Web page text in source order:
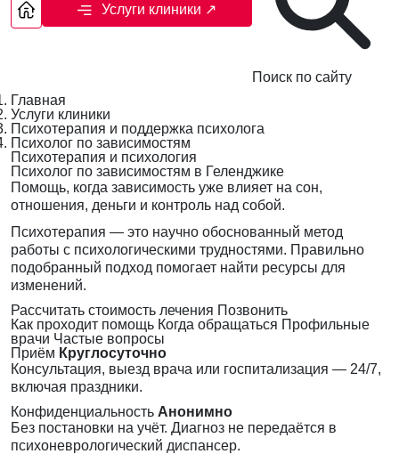
Услуги клиники ↗
Поиск по сайту
Главная
Услуги клиники
Психотерапия и поддержка психолога
Психолог по зависимостям
Психотерапия и психология
Психолог по зависимостям в Геленджике
Помощь, когда зависимость уже влияет на сон,
отношения, деньги и контроль над собой.
Психотерапия — это научно обоснованный метод
работы с психологическими трудностями. Правильно
подобранный подход помогает найти ресурсы для
изменений.
Рассчитать стоимость лечения Позвонить
Как проходит помощь Когда обращаться Профильные
врачи Частые вопросы
Приём Круглосуточно
Консультация, выезд врача или госпитализация — 24/7,
включая праздники.
Конфиденциальность Анонимно
Без постановки на учёт. Диагноз не передаётся в
психоневрологический диспансер.